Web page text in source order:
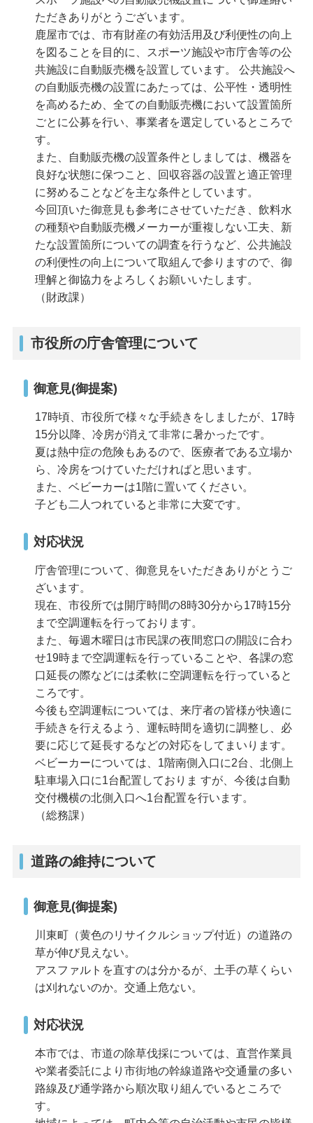
ただきありがとうございます。
鹿屋市では、市有財産の有効活用及び利便性の向上
を図ることを目的に、スポーツ施設や市庁舎等の公
共施設に自動販売機を設置しています。 公共施設へ
の自動販売機の設置にあたっては、公平性・透明性
を高めるため、全ての自動販売機において設置箇所
ごとに公募を行い、事業者を選定しているところで
す。
また、自動販売機の設置条件としましては、機器を
良好な状態に保つこと、回収容器の設置と適正管理
に努めることなどを主な条件としています。
今回頂いた御意見も参考にさせていただき、飲料水
の種類や自動販売機メーカーが重複しない工夫、新
たな設置箇所についての調査を行うなど、公共施設
の利便性の向上について取組んで参りますので、御
理解と御協力をよろしくお願いいたします。
（財政課）
市役所の庁舎管理について​
御意見(御提案)
17時頃、市役所で様々な手続きをしましたが、17時
15分以降、冷房が消えて非常に暑かったです。
夏は熱中症の危険もあるので、医療者である立場か
ら、冷房をつけていただければと思います。
また、ベビーカーは1階に置いてください。
子ども二人つれていると非常に大変です。
対応状況
庁舎管理について、御意見をいただきありがとうご
ざいます。
現在、市役所では開庁時間の8時30分から17時15分
まで空調運転を行っております。
また、毎週木曜日は市民課の夜間窓口の開設に合わ
せ19時まで空調運転を行っていることや、各課の窓
口延長の際などには柔軟に空調運転を行っていると
ころです。
今後も空調運転については、来庁者の皆様が快適に
手続きを行えるよう、運転時間を適切に調整し、必
要に応じて延長するなどの対応をしてまいります。
ベビーカーについては、1階南側入口に2台、北側上
駐車場入口に1台配置しておりま すが、今後は自動
交付機横の北側入口へ1台配置を行います。
（総務課）
道路の維持について
御意見(御提案)
川東町（黄色のリサイクルショップ付近）の道路の
草が伸び見えない。
アスファルトを直すのは分かるが、土手の草くらい
は刈れないのか。交通上危ない。
対応状況
本市では、市道の除草伐採については、直営作業員
や業者委託により市街地の幹線道路や交通量の多い
路線及び通学路から順次取り組んでいるところで
す。